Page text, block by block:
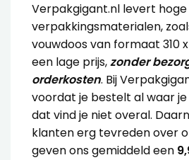
Verpakgigant.nl levert
verpakkingsmaterialen,
vouwdoos van formaat 310
een lage prijs,zonder
orderkosten. Bij
voordat je bestelt al waar
dat vind je niet overal.
klanten erg tevreden over
geven ons gemiddeld een